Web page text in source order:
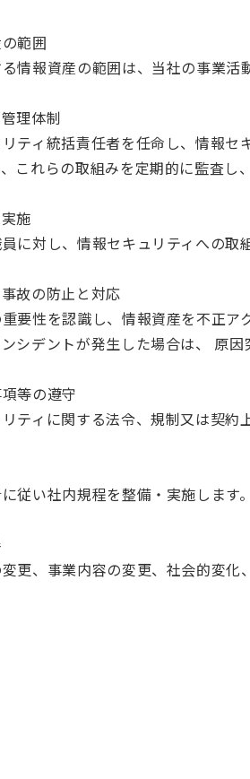
範囲
情報資産の範囲は、当社の事業活
理体制
ティ統括責任者を任命し、情報
これらの取組みを定期的に監査し
施
に対し、情報セキュリティへの取
故の防止と対応
要性を認識し、情報資産を不正
シデントが発生した場合は、 原
等の遵守
ティに関する法令、規制又は契約
従い社内規程を整備・実施します。
更、事業内容の変更、社会的変